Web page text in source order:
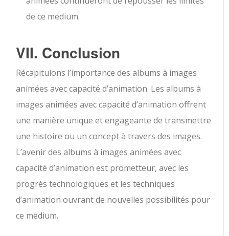
de ce medium.
VII. Conclusion
Récapitulons l’importance des albums à images
animées avec capacité d’animation. Les albums à
images animées avec capacité d’animation offrent
une manière unique et engageante de transmettre
une histoire ou un concept à travers des images.
L’avenir des albums à images animées avec
capacité d’animation est prometteur, avec les
progrès technologiques et les techniques
d’animation ouvrant de nouvelles possibilités pour
ce medium.